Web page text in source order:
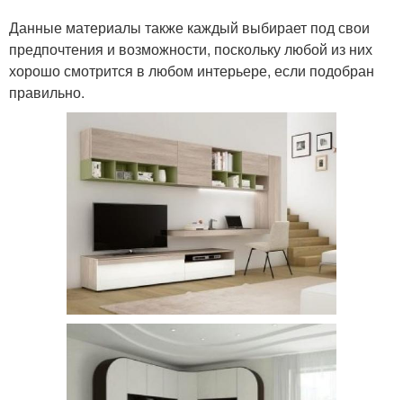
Данные материалы также каждый выбирает под свои
предпочтения и возможности, поскольку любой из них
хорошо смотрится в любом интерьере, если подобран
правильно.